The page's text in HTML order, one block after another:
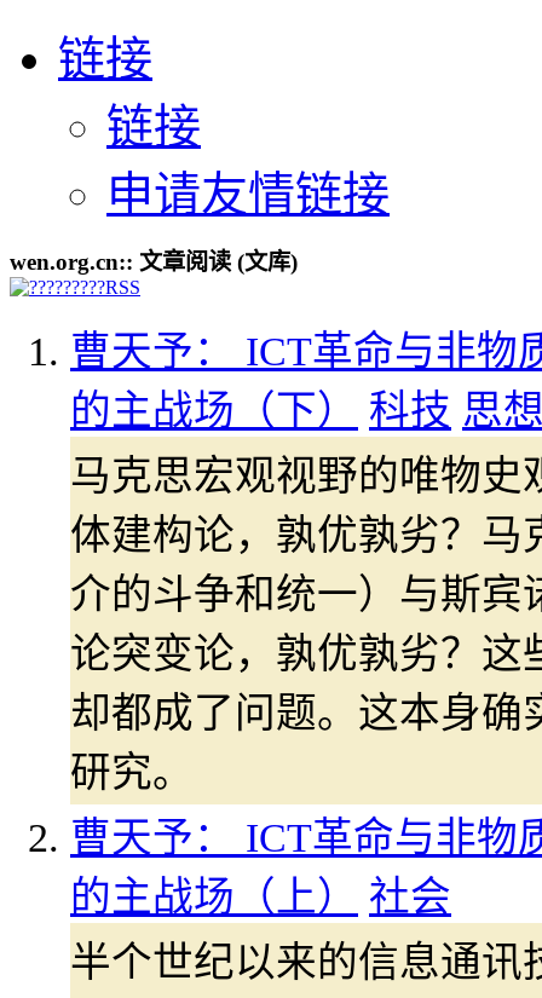
链接
链接
申请友情链接
wen.org.cn:: 文章阅读 (文库)
曹天予： ICT革命与非物
的主战场（下）
科技 思
马克思宏观视野的唯物
体建构论，孰优孰劣？
介的斗争和统一）与斯
论突变论，孰优孰劣？
却都成了问题。这本身
研究。
曹天予： ICT革命与非物
的主战场（上）
社会
半个世纪以来的信息通